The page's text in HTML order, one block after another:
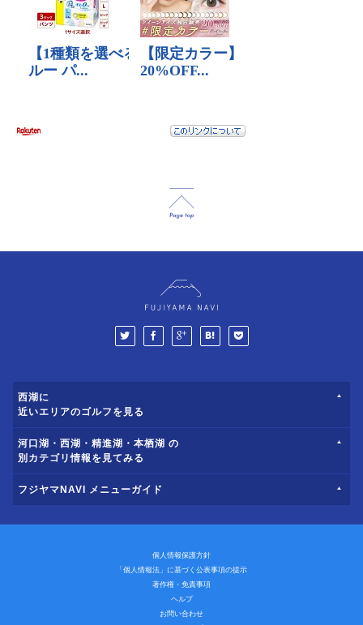
西湖に
近いエリアのゴルフを見る
河口湖・西湖・精進湖・本栖湖 の
別カテゴリ情報を見てみる
フジヤマNAVI メニューガイド
個人情報保護方針
「個人情報法」に基づく公表事項の提示
著作権・免責事項
ヘルプ
お問い合わせ